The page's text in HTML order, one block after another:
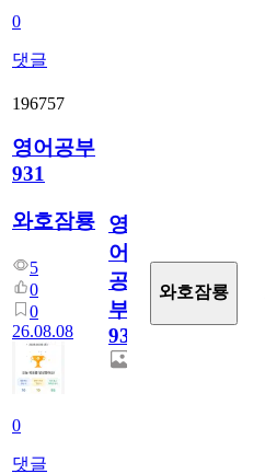
0
댓글
196757
영어공부
931
와호잠룡
5
0
0
26.08.08
0
댓글
영
어
공
부
931
와호잠룡